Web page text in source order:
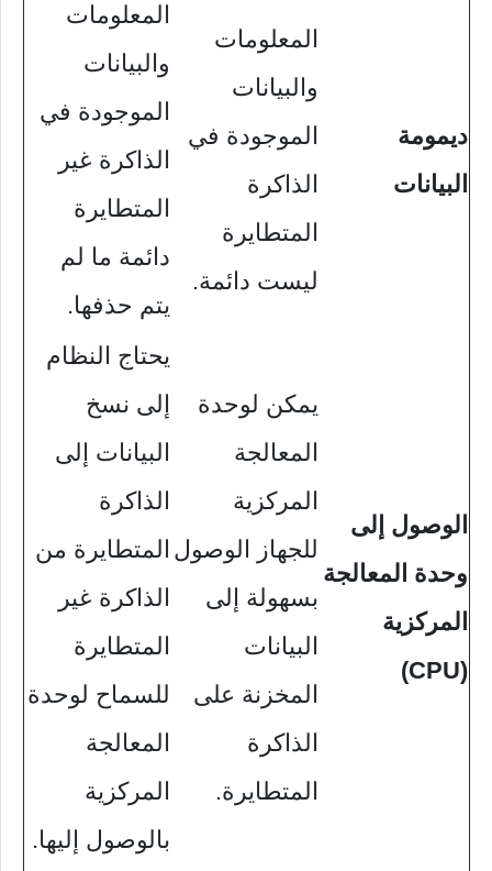
ديمومة
البيانات
المعلومات
والبيانات
الموجودة في
الذاكرة
المتطايرة
ليست دائمة.
المعلومات
والبيانات
الموجودة في
الذاكرة غير
المتطايرة
دائمة ما لم
يتم حذفها.
الوصول إلى
وحدة المعالجة
المركزية
(CPU)
يمكن لوحدة
المعالجة
المركزية
للجهاز الوصول
بسهولة إلى
البيانات
المخزنة على
الذاكرة
المتطايرة.
يحتاج النظام
إلى نسخ
البيانات إلى
الذاكرة
المتطايرة من
الذاكرة غير
المتطايرة
للسماح لوحدة
المعالجة
المركزية
بالوصول إليها.